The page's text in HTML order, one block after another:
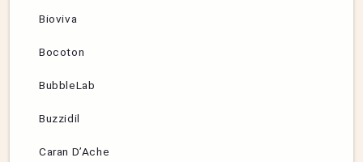
Bioviva
Bocoton
BubbleLab
Buzzidil
Caran D’Ache